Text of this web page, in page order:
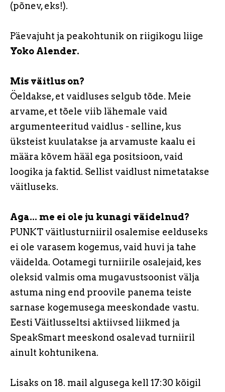
(põnev, eks!).
Päevajuht ja peakohtunik on riigikogu liige
Yoko Alender.
Mis väitlus on?
Öeldakse, et vaidluses selgub tõde. Meie
arvame, et tõele viib lähemale vaid
argumenteeritud vaidlus - selline, kus
üksteist kuulatakse ja arvamuste kaalu ei
määra kõvem hääl ega positsioon, vaid
loogika ja faktid. Sellist vaidlust nimetatakse
väitluseks.
Aga... me ei ole ju kunagi väidelnud?
PUNKT väitlusturniiril osalemise eelduseks
ei ole varasem kogemus, vaid huvi ja tahe
väidelda. Ootamegi turniirile osalejaid, kes
oleksid valmis oma mugavustsoonist välja
astuma ning end proovile panema teiste
sarnase kogemusega meeskondade vastu.
Eesti Väitlusseltsi aktiivsed liikmed ja
SpeakSmart meeskond osalevad turniiril
ainult kohtunikena.
Lisaks on 18. mail algusega kell 17:30 kõigil